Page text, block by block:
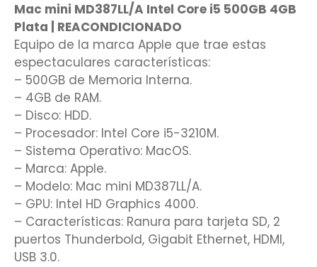
Mac mini MD387LL/A Intel Core i5 500GB 4GB
Plata | REACONDICIONADO
Equipo de la marca Apple que trae estas
espectaculares características:
– 500GB de Memoria Interna.
– 4GB de RAM.
– Disco: HDD.
– Procesador: Intel Core i5-3210M.
– Sistema Operativo: MacOS.
– Marca: Apple.
– Modelo: Mac mini MD387LL/A.
– GPU: Intel HD Graphics 4000.
– Características: Ranura para tarjeta SD, 2
puertos Thunderbold, Gigabit Ethernet, HDMI,
USB 3.0.